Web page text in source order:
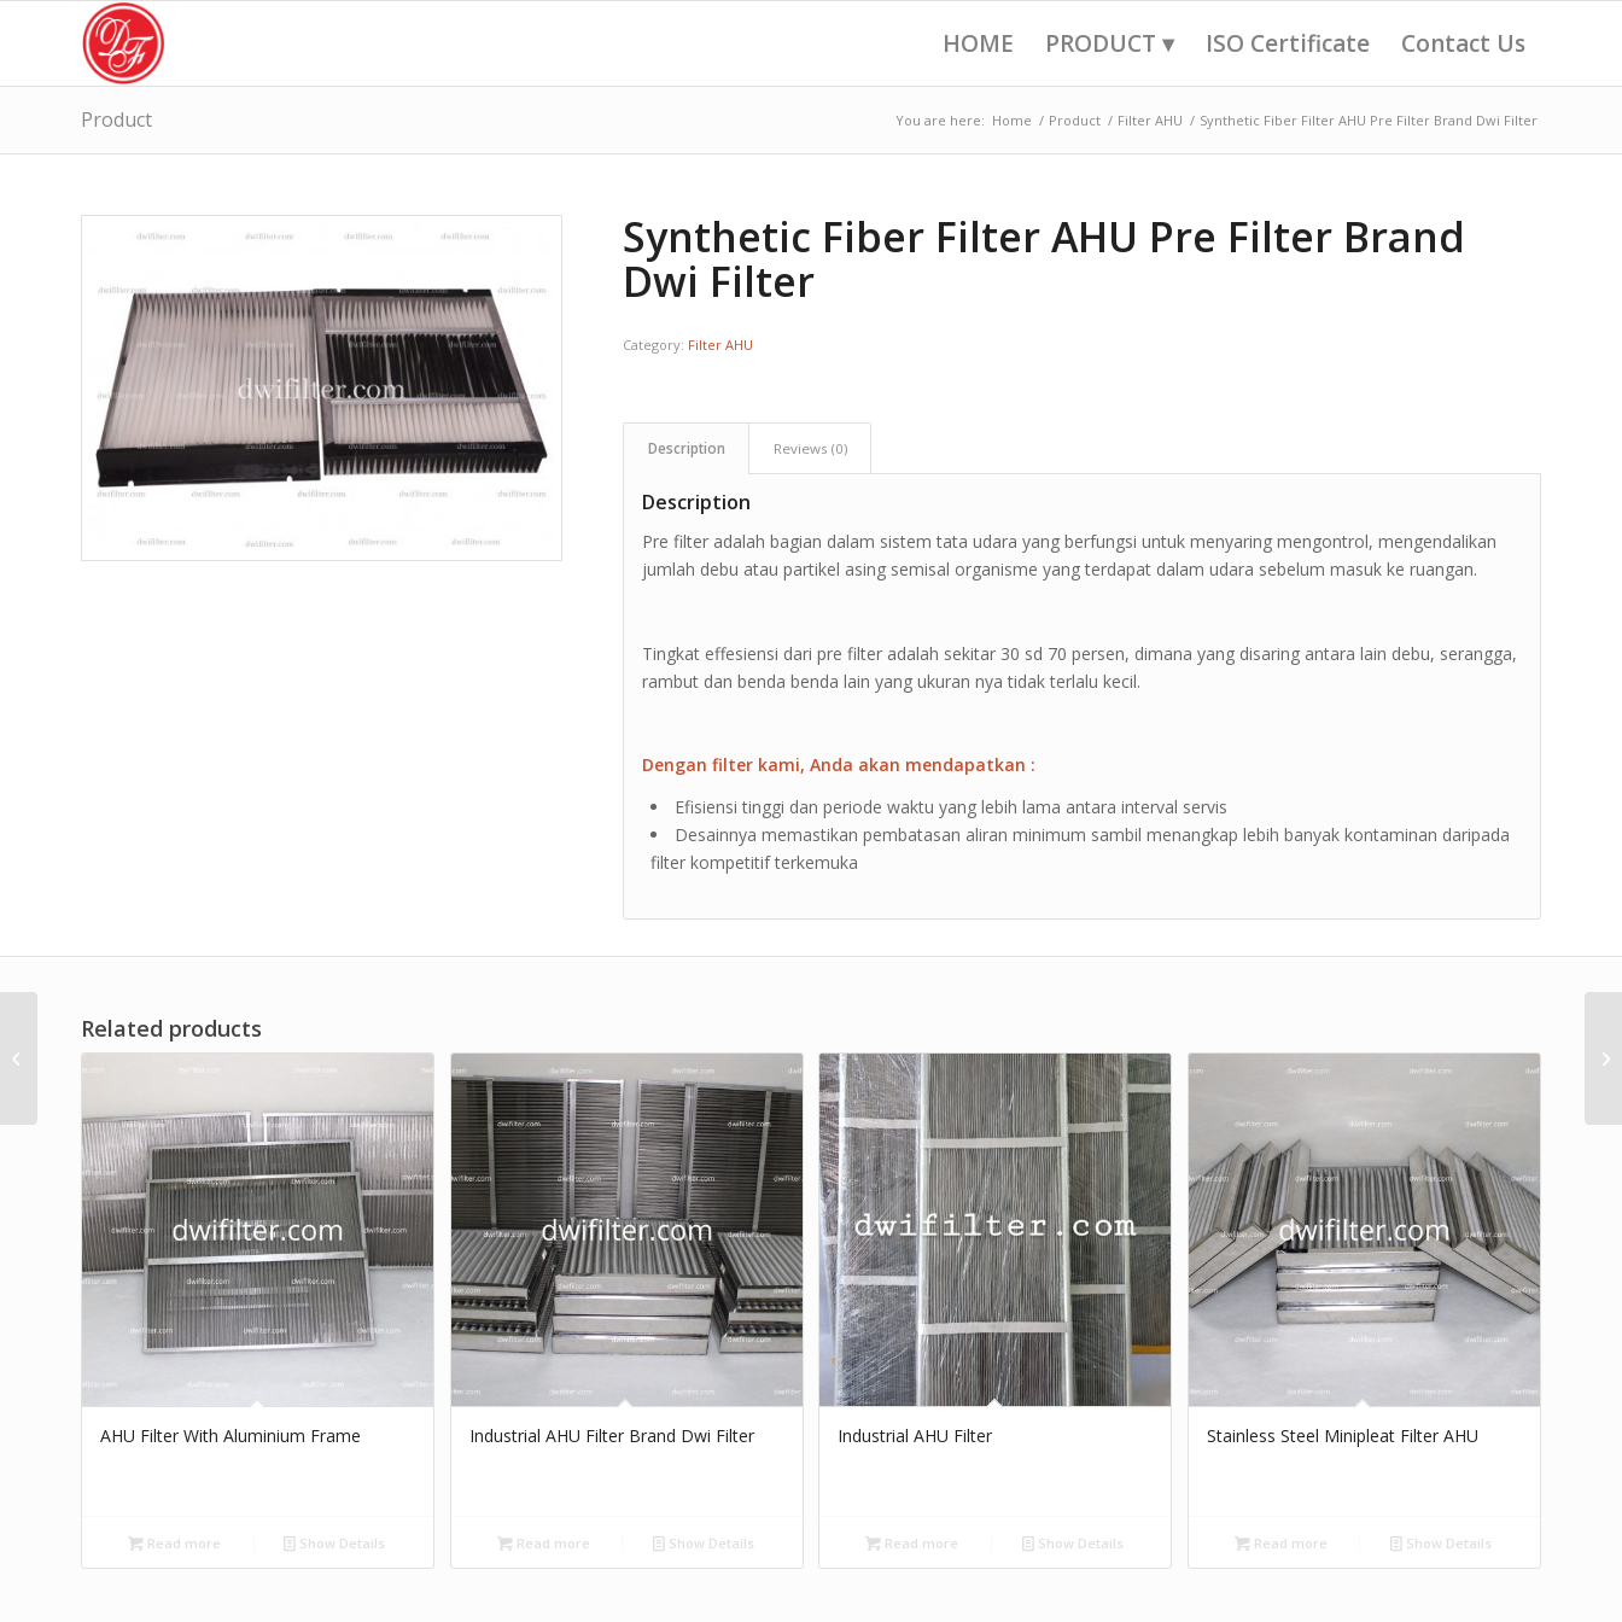
HOME PRODUCT ▾ ISO Certificate Contact Us
Product You are here: Home / Product / Filter AHU / Synthetic Fiber Filter AHU Pre Filter Brand Dwi Filter
Synthetic Fiber Filter AHU Pre Filter Brand
Dwi Filter
Category: Filter AHU
Description Reviews (0)
Description
Pre filter adalah bagian dalam sistem tata udara yang berfungsi untuk menyaring mengontrol, mengendalikan
jumlah debu atau partikel asing semisal organisme yang terdapat dalam udara sebelum masuk ke ruangan.
Tingkat effesiensi dari pre filter adalah sekitar 30 sd 70 persen, dimana yang disaring antara lain debu, serangga,
rambut dan benda benda lain yang ukuran nya tidak terlalu kecil.
Dengan filter kami, Anda akan mendapatkan :
Efisiensi tinggi dan periode waktu yang lebih lama antara interval servis
Desainnya memastikan pembatasan aliran minimum sambil menangkap lebih banyak kontaminan daripada
filter kompetitif terkemuka
Related products
AHU Filter With Aluminium Frame
Read more Show Details
Industrial AHU Filter Brand Dwi Filter
Read more Show Details
Industrial AHU Filter
Read more Show Details
Stainless Steel Minipleat Filter AHU
Read more Show Details
High Capacity Filter